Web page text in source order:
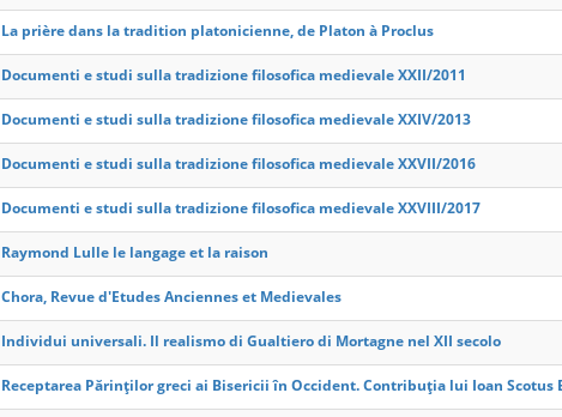
La prière dans la tradition platonicienne, de Platon à Proclus
Documenti e studi sulla tradizione filosofica medievale XXII/2011
Documenti e studi sulla tradizione filosofica medievale XXIV/2013
Documenti e studi sulla tradizione filosofica medievale XXVII/2016
Documenti e studi sulla tradizione filosofica medievale XXVIII/2017
Raymond Lulle le langage et la raison
Chora, Revue d'Etudes Anciennes et Medievales
Individui universali. Il realismo di Gualtiero di Mortagne nel XII secolo
Receptarea Părinților greci ai Bisericii în Occident. Contribuția lui Ioan Scotus